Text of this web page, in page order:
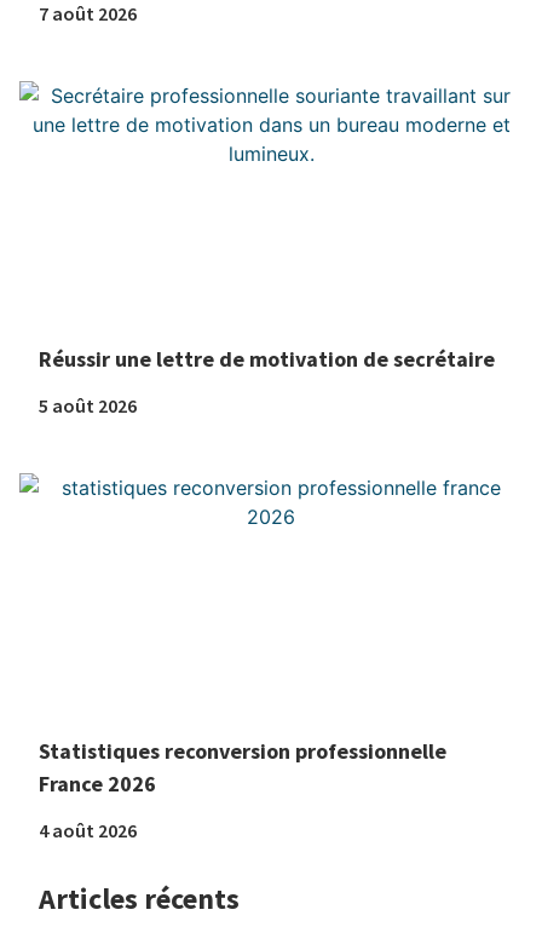
7 août 2026
Réussir une lettre de motivation de secrétaire
5 août 2026
Statistiques reconversion professionnelle
France 2026
4 août 2026
Articles récents